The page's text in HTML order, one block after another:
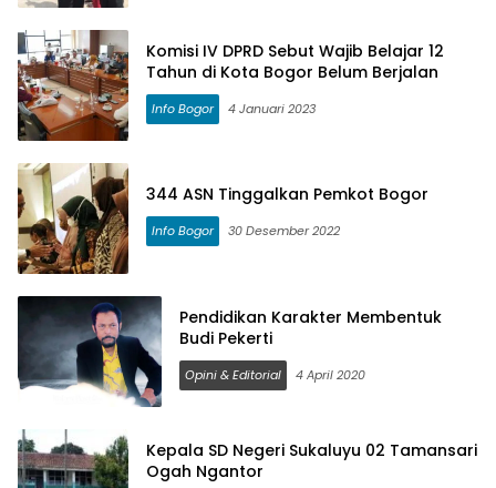
Komisi IV DPRD Sebut Wajib Belajar 12
Tahun di Kota Bogor Belum Berjalan
Info Bogor 4 Januari 2023
344 ASN Tinggalkan Pemkot Bogor
Info Bogor 30 Desember 2022
Pendidikan Karakter Membentuk
Budi Pekerti
Opini & Editorial 4 April 2020
Kepala SD Negeri Sukaluyu 02 Tamansari
Ogah Ngantor